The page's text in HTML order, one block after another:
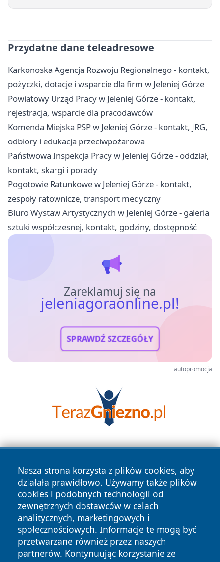
Przydatne dane teleadresowe
Karkonoska Agencja Rozwoju Regionalnego - kontakt,
pożyczki, dotacje i wsparcie dla firm w Jeleniej Górze
Powiatowy Urząd Pracy w Jeleniej Górze - kontakt,
rejestracja, wsparcie dla pracodawców
Komenda Miejska PSP w Jeleniej Górze - kontakt, JRG,
odbiory i edukacja przeciwpożarowa
Państwowa Inspekcja Pracy w Jeleniej Górze - oddział,
kontakt, skargi i porady
Pogotowie Ratunkowe w Jeleniej Górze - kontakt,
zespoły ratownicze, transport medyczny
Biuro Wystaw Artystycznych w Jeleniej Górze - galeria
sztuki współczesnej, kontakt, godziny, dostępność
Zareklamuj się na
jeleniagoraonline.pl!
SPRAWDŹ SZCZEGÓŁY
autopromocja
Nasza strona korzysta z plików cookies, aby
działała prawidłowo. Używamy także plików
cookies i podobnych technologii od
zewnętrznych dostawców w celach
analitycznych, marketingowych i
społecznościowych. Informacje te mogą być
przetwarzane również przez naszych
partnerów. Kontynuując korzystanie ze
Copyright © 2026 jeleniagoraonline.pl Wszystkie prawa
zastrzeżone.
News Autorzy
Polityka
Polityka